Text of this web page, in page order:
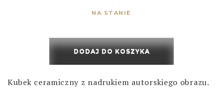
NA STANIE
DODAJ DO KOSZYKA
Kubek ceramiczny z nadrukiem autorskiego obrazu.